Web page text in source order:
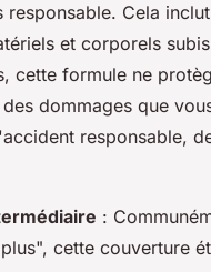
responsable. Cela
et corporels
cette formule ne
dommages que
responsable,
:
cette couverture